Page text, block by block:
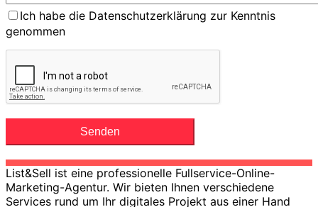
Ich habe die Datenschutzerklärung zur Kenntnis
genommen
List&Sell ist eine professionelle Fullservice-Online-
Marketing-Agentur. Wir bieten Ihnen verschiedene
Services rund um Ihr digitales Projekt aus einer Hand